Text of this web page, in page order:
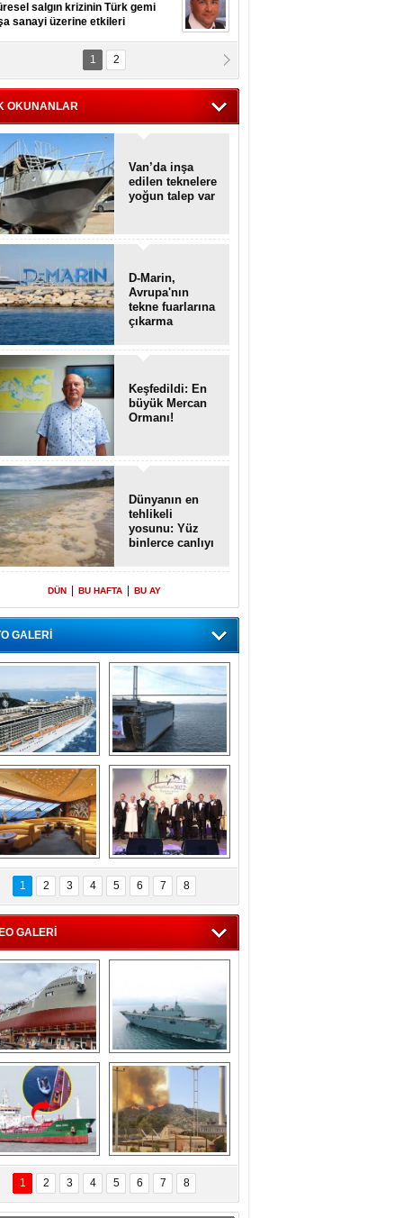
salgın krizinin Türk gemi
sanayi üzerine etkileri
MESUT AZMİ GÖKSOY
1 2
OKUNANLAR
Van’da inşa
edilen teknelere
yoğun talep var
D-Marin,
Avrupa'nın
tekne fuarlarına
çıkarma
Keşfedildi: En
büyük Mercan
Ormanı!
Dünyanın en
tehlikeli
yosunu: Yüz
binlerce canlıyı
DÜN BU HAFTA BU AY
GALERİ
içinde gemi”
ile MSC
Splendida
Dünyada tek!
Denizaltı yüzer
havuzu intikal
seyrine başladı
55 milyon
turizm geliri
müjdesi
5. Bosphorus Ship
Brokers Dinner,
İstanbul’da yapıldı
1 2 3 4 5 6 7 8
GALERİ
Tersanesi,
Başaran Bayrak
tankerini suya
indirdi
TCG Anadolu,
tersane teknik
seyrini tamamladı
Göçmenlerin
imdadına Türk
MINA DENIZ
yetişti
Milas’taki yangın
yeniden termik
santrallere doğru
ilerliyor
1 2 3 4 5 6 7 8